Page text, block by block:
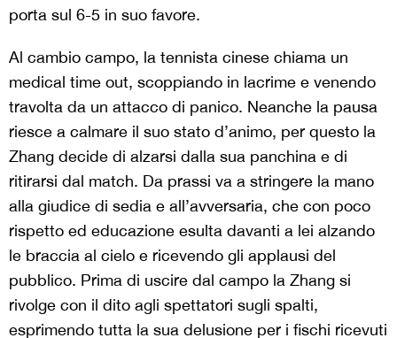
porta sul 6-5 in suo favore.
Al cambio campo, la tennista cinese chiama un
medical time out, scoppiando in lacrime e venendo
travolta da un attacco di panico. Neanche la pausa
riesce a calmare il suo stato d’animo, per questo la
Zhang decide di alzarsi dalla sua panchina e di
ritirarsi dal match. Da prassi va a stringere la mano
alla giudice di sedia e all’avversaria, che con poco
rispetto ed educazione esulta davanti a lei alzando
le braccia al cielo e ricevendo gli applausi del
pubblico. Prima di uscire dal campo la Zhang si
rivolge con il dito agli spettatori sugli spalti,
esprimendo tutta la sua delusione per i fischi ricevuti